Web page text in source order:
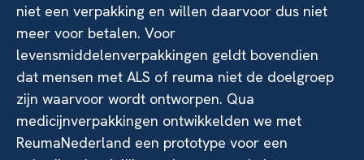
niet een verpakking en willen daarvoor dus niet
meer voor betalen. Voor
levensmiddelenverpakkingen geldt bovendien
dat mensen met ALS of reuma niet de doelgroep
zijn waarvoor wordt ontworpen. Qua
medicijnverpakkingen ontwikkelden we met
ReumaNederland een prototype voor een